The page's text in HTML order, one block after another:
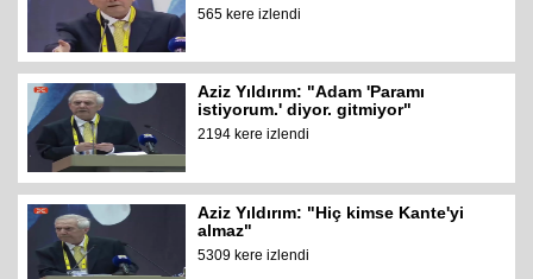
565 kere izlendi
Aziz Yıldırım: "Adam 'Paramı
istiyorum.' diyor. gitmiyor"
2194 kere izlendi
Aziz Yıldırım: "Hiç kimse Kante'yi
almaz"
5309 kere izlendi